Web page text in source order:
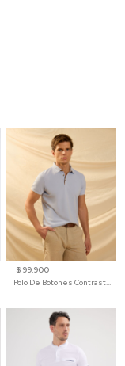
$ 99.900
Polo De Botones Contraste Para Hombre